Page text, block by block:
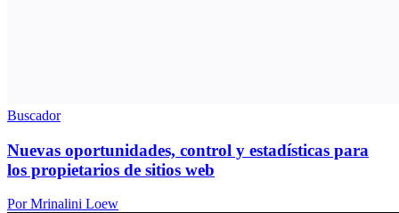
Buscador
Nuevas oportunidades, control y estadísticas para
los propietarios de sitios web
Por Mrinalini Loew